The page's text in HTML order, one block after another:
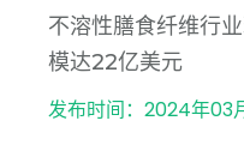
不溶性膳食纤维行
模达22亿美元
发布时间：2024年03